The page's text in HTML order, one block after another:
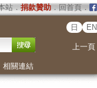
站． 捐款贊助．回首頁．
日 EN
上一頁
相關連結